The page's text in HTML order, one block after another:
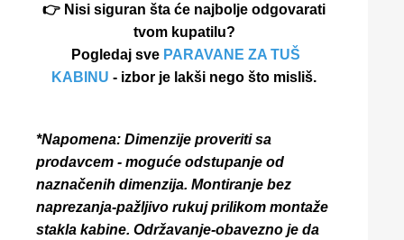
👉 Nisi siguran šta će najbolje odgovarati
tvom kupatilu?
Pogledaj sve PARAVANE ZA TUŠ
KABINU - izbor je lakši nego što misliš.
*Napomena: Dimenzije proveriti sa
prodavcem - moguće odstupanje od
naznačenih dimenzija. Montiranje bez
naprezanja-pažljivo rukuj prilikom montaže
stakla kabine. Održavanje-obavezno je da